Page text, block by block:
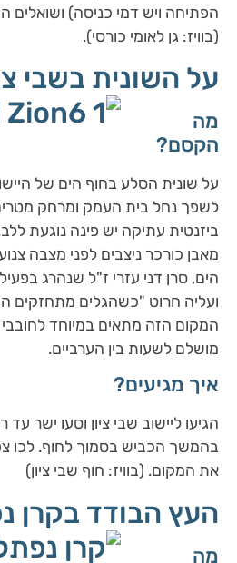
הפתיחה ויש דמי כניסה) ושואלים
(בוויז: גן לאומי כורסי).
על השונית בשבי
מה
הקסם?
על שונית הסלע בחוף הים של
לשפך נחל בית העמק ומרחק
ביזנטית עתיקה יש פינה נוגעת
מאבן כורכר ניצבים לפני מצבה
ועליה חרוט "כשהגלים מתחזקים
המקום הזה מתאים במיוחד לחובבי
מושלם לשעות בין הערביים.
איך מגיעים?
הגיעו ליישוב שבי ציון וסעו ישר
את המקום. (בוויז: חוף שבי ציון)
העץ הבודד בקרן
מה